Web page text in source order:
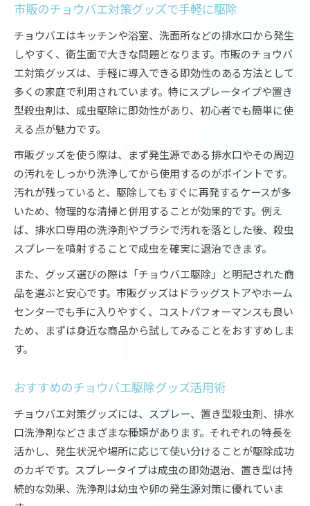
市販のチョウバエ対策グッズで手軽に駆除
チョウバエはキッチンや浴室、洗面所などの排水口から発生
しやすく、衛生面で大きな問題となります。市販のチョウバ
エ対策グッズは、手軽に導入できる即効性のある方法として
多くの家庭で利用されています。特にスプレータイプや置き
型殺虫剤は、成虫駆除に即効性があり、初心者でも簡単に使
える点が魅力です。
市販グッズを使う際は、まず発生源である排水口やその周辺
の汚れをしっかり洗浄してから使用するのがポイントです。
汚れが残っていると、駆除してもすぐに再発するケースが多
いため、物理的な清掃と併用することが効果的です。例え
ば、排水口専用の洗浄剤やブラシで汚れを落とした後、殺虫
スプレーを噴射することで成虫を確実に退治できます。
また、グッズ選びの際は「チョウバエ駆除」と明記された商
品を選ぶと安心です。市販グッズはドラッグストアやホーム
センターでも手に入りやすく、コストパフォーマンスも良い
ため、まずは身近な商品から試してみることをおすすめしま
す。
おすすめのチョウバエ駆除グッズ活用術
チョウバエ対策グッズには、スプレー、置き型殺虫剤、排水
口洗浄剤などさまざまな種類があります。それぞれの特長を
活かし、発生状況や場所に応じて使い分けることが駆除成功
のカギです。スプレータイプは成虫の即効退治、置き型は持
続的な効果、洗浄剤は幼虫や卵の発生源対策に優れていま